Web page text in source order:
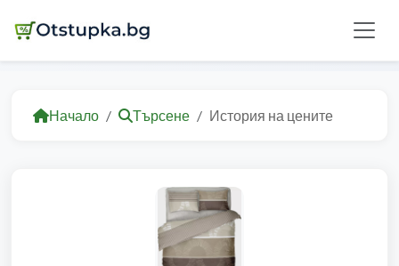
Начало Търсене История на цените